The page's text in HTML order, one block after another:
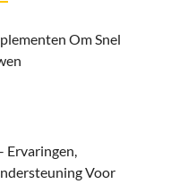
Om Snel
Ervaringen,
Voor